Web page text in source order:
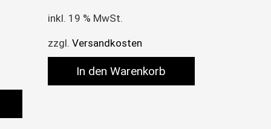
inkl. 19 % MwSt.
zzgl.Versandkosten
In den Warenkorb